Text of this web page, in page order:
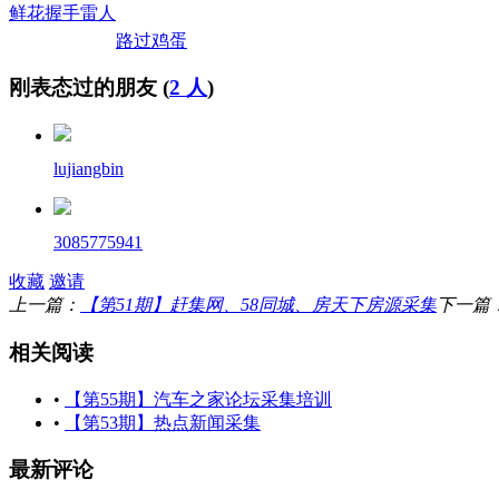
鲜花握手雷人
路过鸡蛋
刚表态过的朋友 (2 人)
lujiangbin
3085775941
收藏 邀请
上一篇：
【第51期】赶集网、58同城、房天下房源采集下一篇
相关阅读
•
【第55期】汽车之家论坛采集培训
•
【第53期】热点新闻采集
最新评论